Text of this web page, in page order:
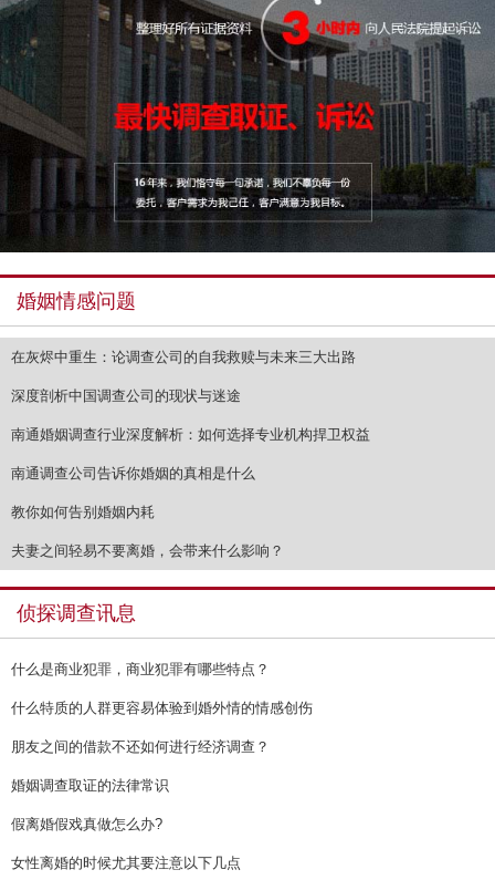
婚姻情感问题
在灰烬中重生：论调查公司的自我救赎与未来三大出路
深度剖析中国调查公司的现状与迷途
南通婚姻调查行业深度解析：如何选择专业机构捍卫权益
南通调查公司告诉你婚姻的真相是什么
教你如何告别婚姻内耗
夫妻之间轻易不要离婚，会带来什么影响？
侦探调查讯息
什么是商业犯罪，商业犯罪有哪些特点？
什么特质的人群更容易体验到婚外情的情感创伤
朋友之间的借款不还如何进行经济调查？
婚姻调查取证的法律常识
假离婚假戏真做怎么办?
女性离婚的时候尤其要注意以下几点